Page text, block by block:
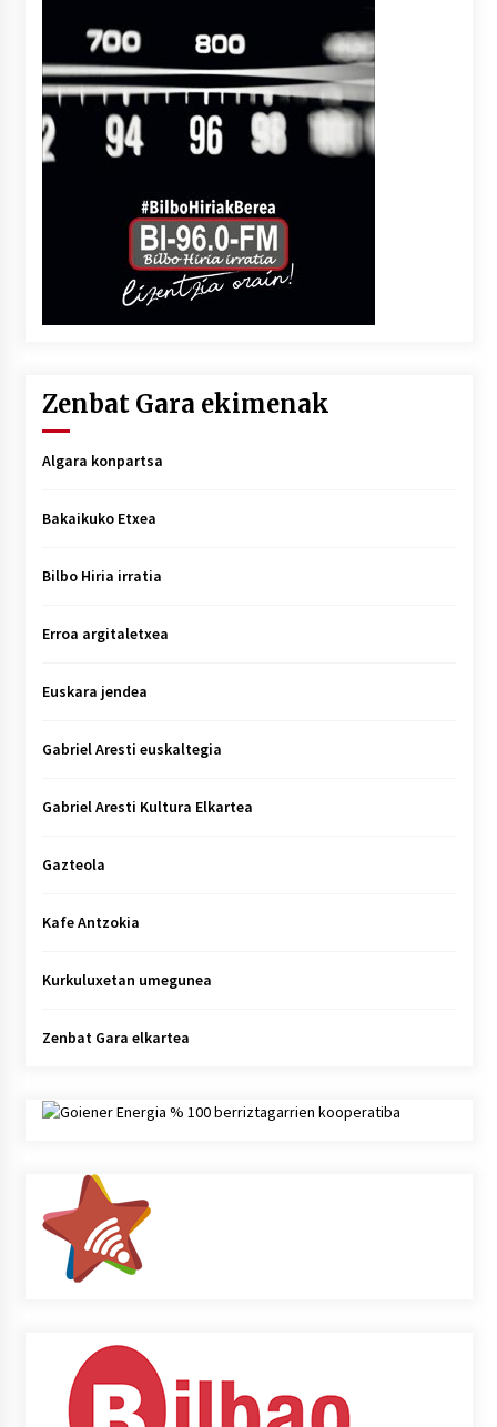
Zenbat Gara ekimenak
Algara konpartsa
Bakaikuko Etxea
Bilbo Hiria irratia
Erroa argitaletxea
Euskara jendea
Gabriel Aresti euskaltegia
Gabriel Aresti Kultura Elkartea
Gazteola
Kafe Antzokia
Kurkuluxetan umegunea
Zenbat Gara elkartea